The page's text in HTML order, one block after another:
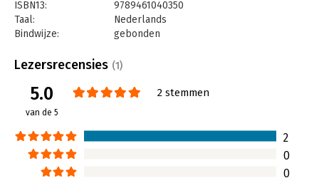
ISBN13:
9789461040350
Taal:
Nederlands
Bindwijze:
gebonden
Uitgever:
Aeneas
Verschijningsdatum:
1-3-2019
Hoofdrubriek:
Lezersrecensies (1)
5.0
van de 5
2 stemmen
2
0
0